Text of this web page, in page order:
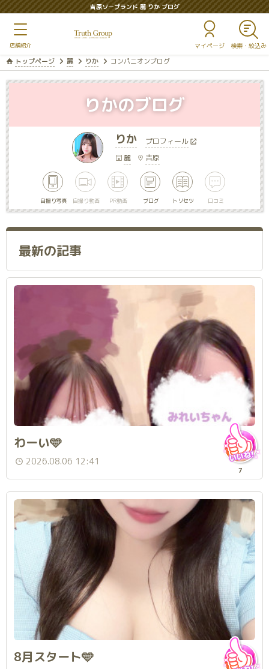
吉原ソープランド 麗 りか ブログ
マイページ
トップページ 麗 りか コンパニオンブログ
りか
プロフィール
麗
吉原
自撮り写真 自撮り動画 PR動画 ブログ トリセツ 口コミ
りかのブログ
最新の記事
わーい🩵
2026.08.06 12:41
7
8月スタート🩵